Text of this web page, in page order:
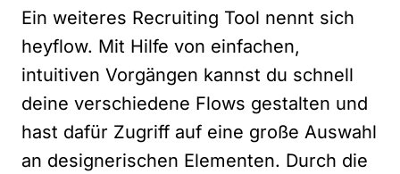
Ein weiteres Recruiting Tool nennt sich
heyflow. Mit Hilfe von einfachen,
intuitiven Vorgängen kannst du schnell
deine verschiedene Flows gestalten und
hast dafür Zugriff auf eine große Auswahl
an designerischen Elementen. Durch die